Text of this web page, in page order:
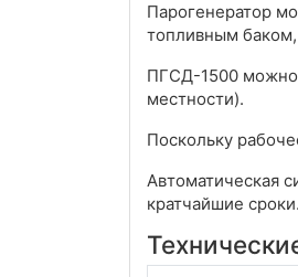
Парогенератор
топливным баком,
ПГСД-1500 можно
местности).
Поскольку
Автоматическая
кратчайшие сроки.